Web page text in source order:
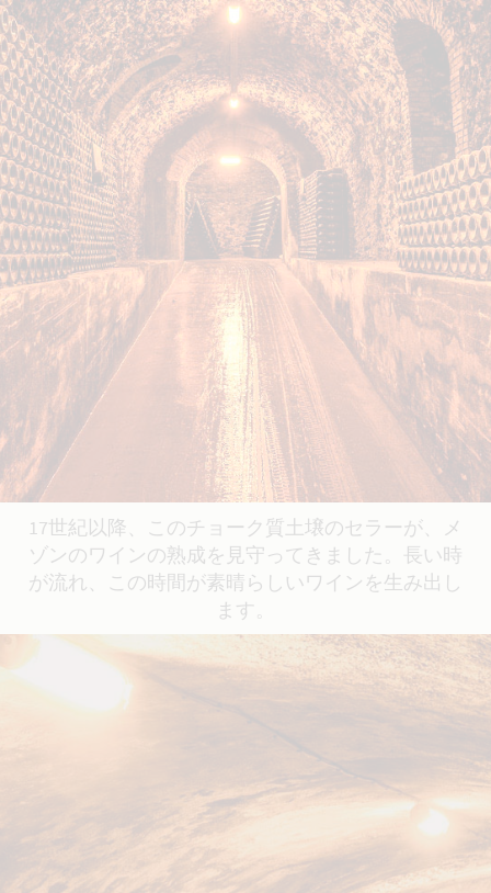
17世紀以降、このチョーク質土壌のセラーが、メ
ゾンのワインの熟成を見守ってきました。長い時
が流れ、この時間が素晴らしいワインを生み出し
ます。